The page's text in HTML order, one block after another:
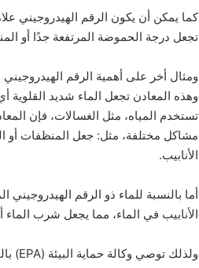
كما يمكن أن يكون الرقم الهيدروجيني
تجعل درجة الحموضة المرتفعة جدًا أو
تستخدم المياه، مثل الغسالات، فإن
مشاكل مختلفة، مثل: جعل المنظفات أو
الأنابيب.
أما بالنسبة للماء ذو الرقم الهيدروجيني
الأنابيب في الماء، مما يجعل شرب
ولذلك توصي وكالة حماية البيئة (EPA) بالحفاظ على الأس الهيدروجيني للماء بين 6.5 و 8.5.